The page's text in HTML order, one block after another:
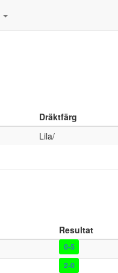
Dräktfärg
Lila/
Resultat
0-5
2-0